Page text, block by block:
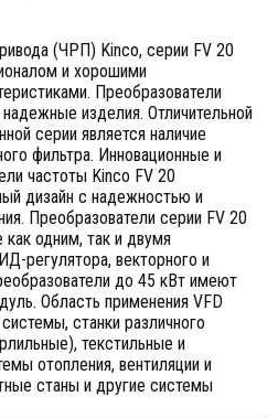
(ЧРП) Kinco, серии FV 20
и хорошими
Преобразователи
изделия. Отличительной
серии является наличие
фильтра. Инновационные и
частоты Kinco FV 20
дизайн с надежностью и
Преобразователи серии FV 20
одним, так и двумя
регулятора, векторного и
до 45 кВт имеют
Область применения VFD
станки различного
текстильные и
отопления, вентиляции и
станы и другие системы